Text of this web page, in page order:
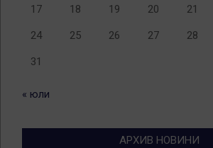
17 18 19 20 21
24 25 26 27 28
31
« юли
АРХИВ НОВИНИ